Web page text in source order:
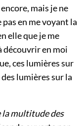
mais je ne
en me voyant la
elle que je me
découvrir en moi
ces lumières sur
lumières sur la
la multitude des